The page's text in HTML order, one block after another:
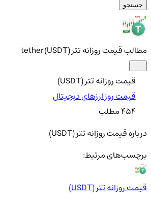
جستجو
مطالب قیمت روزانه تتر (USDT) tether
قیمت روزانه تتر (USDT)
قیمت روز ارزهای دیجیتال
454مطلب
درباره قیمت روزانه تتر (USDT)
برچسب‌های مرتبط:
قیمت روزانه تتر (USDT)